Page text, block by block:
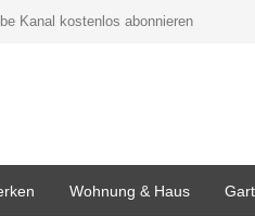
Kanal kostenlos abonnieren
Wohnung & Haus